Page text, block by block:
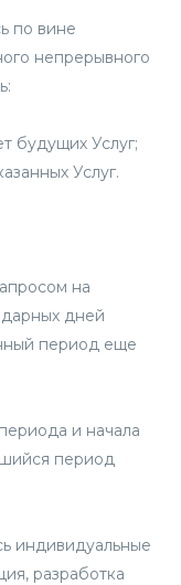
по вине
непрерывного
будущих Услуг;
Услуг.
на
дней
период еще
и начала
период
индивидуальные
разработка